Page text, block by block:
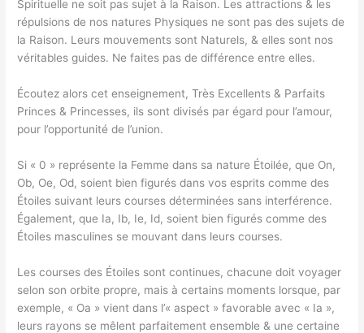
Spirituelle ne soit pas sujet à la Raison. Les attractions & les
répulsions de nos natures Physiques ne sont pas des sujets de
la Raison. Leurs mouvements sont Naturels, & elles sont nos
véritables guides. Ne faites pas de différence entre elles.
Écoutez alors cet enseignement, Très Excellents & Parfaits
Princes & Princesses, ils sont divisés par égard pour l’amour,
pour l’opportunité de l’union.
Si « 0 » représente la Femme dans sa nature Étoilée, que On,
Ob, Oe, Od, soient bien figurés dans vos esprits comme des
Étoiles suivant leurs courses déterminées sans interférence.
Également, que Ia, Ib, Ie, Id, soient bien figurés comme des
Étoiles masculines se mouvant dans leurs courses.
Les courses des Étoiles sont continues, chacune doit voyager
selon son orbite propre, mais à certains moments lorsque, par
exemple, « Oa » vient dans l’« aspect » favorable avec « Ia »,
leurs rayons se mêlent parfaitement ensemble & une certaine